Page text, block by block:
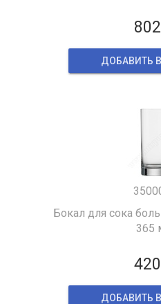
802
ДОБАВИТЬ
Бокал для сока
365
420
ДОБАВИТЬ